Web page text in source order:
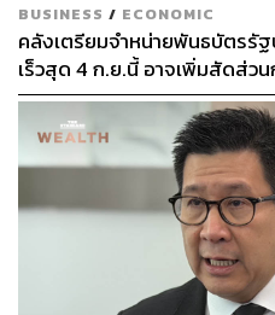
BUSINESS / ECONOMIC
คลังเตรียมจำหน่ายพันธบัตรรั
เร็วสุด 4 ก.ย.นี้ อาจเพิ่มสัดส่ว
First มากขึ้น